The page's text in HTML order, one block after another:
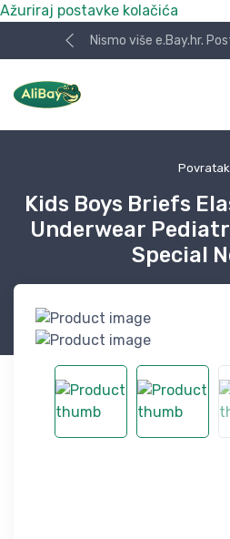
Ažuriraj postavke kolačića
Nismo više e.Bay.hr.
Povratak
Kids Boys Briefs
Underwear
Special